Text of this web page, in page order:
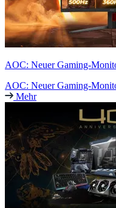
AOC: Neuer Gaming-
AOC: Neuer Gaming-
Mehr